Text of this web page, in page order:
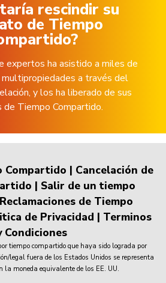
rescindir su
de Tiempo
expertos ha asistido a miles de
a través del
y los ha liberado de sus
Tiempo Compartido.
Compartido | Cancelación de
| Salir de un tiempo
Reclamaciones de Tiempo
de Privacidad | Terminos
Condiciones
tiempo compartido que haya sido lograda por
legal fuera de los Estados Unidos se representa
la moneda equivalente de los EE. UU.